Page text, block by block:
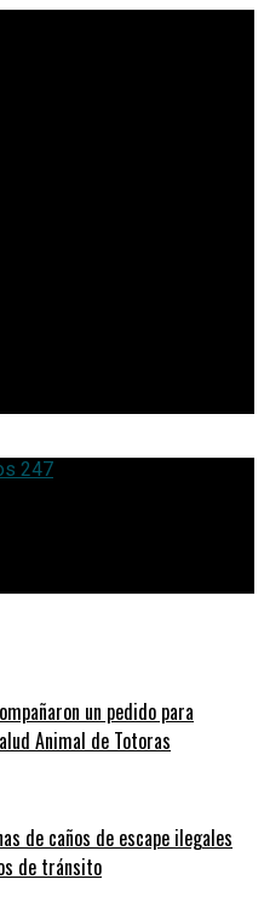
un pedido para
Animal de Totoras
de caños de escape ilegales
de tránsito